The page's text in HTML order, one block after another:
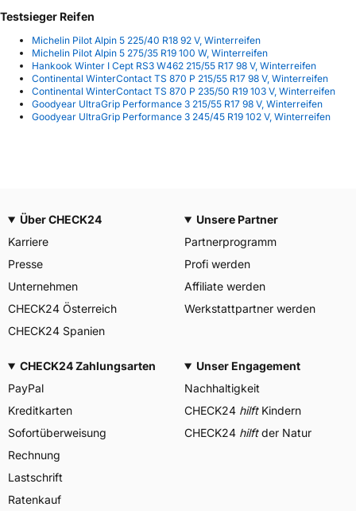
Testsieger Reifen
Michelin Pilot Alpin 5 225/40 R18 92 V, Winterreifen
Michelin Pilot Alpin 5 275/35 R19 100 W, Winterreifen
Hankook Winter I Cept RS3 W462 215/55 R17 98 V, Winterreifen
Continental WinterContact TS 870 P 215/55 R17 98 V, Winterreifen
Continental WinterContact TS 870 P 235/50 R19 103 V, Winterreifen
Goodyear UltraGrip Performance 3 215/55 R17 98 V, Winterreifen
Goodyear UltraGrip Performance 3 245/45 R19 102 V, Winterreifen
Über CHECK24
Karriere
Presse
Unternehmen
CHECK24 Österreich
CHECK24 Spanien
Unsere Partner
Partnerprogramm
Profi werden
Affiliate werden
Werkstattpartner werden
CHECK24 Zahlungsarten
PayPal
Kreditkarten
Sofortüberweisung
Rechnung
Lastschrift
Ratenkauf
Unser Engagement
Nachhaltigkeit
CHECK24 hilftKindern
CHECK24 hilftder Natur